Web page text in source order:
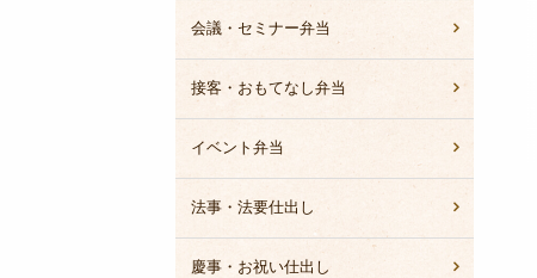
会議・セミナー弁当
接客・おもてなし弁当
イベント弁当
法事・法要仕出し
慶事・お祝い仕出し